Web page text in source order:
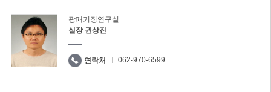
광패키징연구실
실장 권상진
연락처 062-970-6599